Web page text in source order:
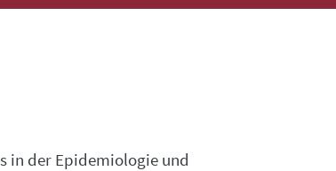
in der Epidemiologie und